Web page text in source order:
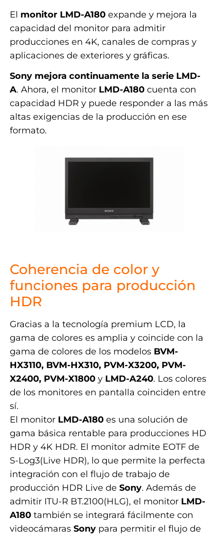
El monitor LMD-A180 expande y mejora la
capacidad del monitor para admitir
producciones en 4K, canales de compras y
aplicaciones de exteriores y gráficas.
Sony mejora continuamente la serie LMD-
A. Ahora, el monitor LMD-A180 cuenta con
capacidad HDR y puede responder a las más
altas exigencias de la producción en ese
formato.
Coherencia de color y
funciones para producción
HDR
Gracias a la tecnología premium LCD, la
gama de colores es amplia y coincide con la
gama de colores de los modelos BVM-
HX3110, BVM-HX310, PVM-X3200, PVM-
X2400, PVM-X1800 y LMD-A240. Los colores
de los monitores en pantalla coinciden entre
sí.
El monitor LMD-A180 es una solución de
gama básica rentable para producciones HD
HDR y 4K HDR. El monitor admite EOTF de
S-Log3(Live HDR), lo que permite la perfecta
integración con el flujo de trabajo de
producción HDR Live de Sony. Además de
admitir ITU-R BT.2100(HLG), el monitor LMD-
A180 también se integrará fácilmente con
videocámaras Sony para permitir el flujo de